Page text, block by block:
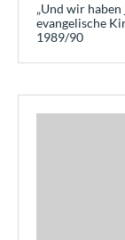
„Und wir
evangelische
1989/90